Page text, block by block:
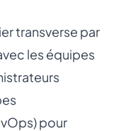
transverse par
les équipes
) pour